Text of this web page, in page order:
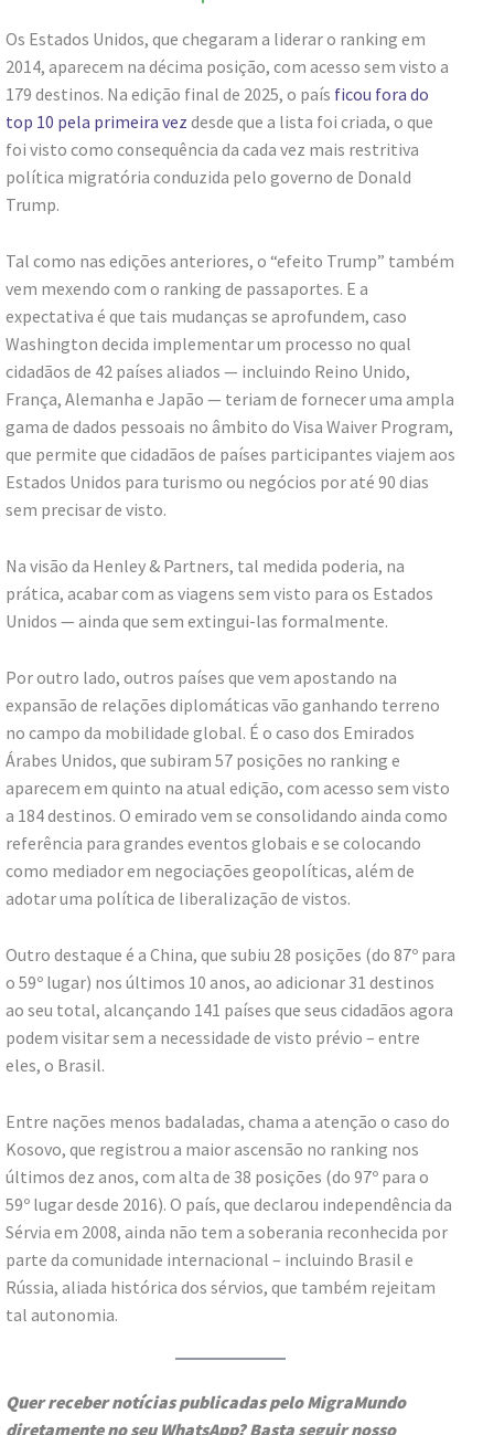
Os Estados Unidos, que chegaram a liderar o ranking em
2014, aparecem na décima posição, com acesso sem visto a
179 destinos. Na edição final de 2025, o país ficou fora do
top 10 pela primeira vez desde que a lista foi criada, o que
foi visto como consequência da cada vez mais restritiva
política migratória conduzida pelo governo de Donald
Trump.
Tal como nas edições anteriores, o “efeito Trump” também
vem mexendo com o ranking de passaportes. E a
expectativa é que tais mudanças se aprofundem, caso
Washington decida implementar um processo no qual
cidadãos de 42 países aliados — incluindo Reino Unido,
França, Alemanha e Japão — teriam de fornecer uma ampla
gama de dados pessoais no âmbito do Visa Waiver Program,
que permite que cidadãos de países participantes viajem aos
Estados Unidos para turismo ou negócios por até 90 dias
sem precisar de visto.
Na visão da Henley & Partners, tal medida poderia, na
prática, acabar com as viagens sem visto para os Estados
Unidos — ainda que sem extingui-las formalmente.
Por outro lado, outros países que vem apostando na
expansão de relações diplomáticas vão ganhando terreno
no campo da mobilidade global. É o caso dos Emirados
Árabes Unidos, que subiram 57 posições no ranking e
aparecem em quinto na atual edição, com acesso sem visto
a 184 destinos. O emirado vem se consolidando ainda como
referência para grandes eventos globais e se colocando
como mediador em negociações geopolíticas, além de
adotar uma política de liberalização de vistos.
Outro destaque é a China, que subiu 28 posições (do 87º para
o 59º lugar) nos últimos 10 anos, ao adicionar 31 destinos
ao seu total, alcançando 141 países que seus cidadãos agora
podem visitar sem a necessidade de visto prévio – entre
eles, o Brasil.
Entre nações menos badaladas, chama a atenção o caso do
Kosovo, que registrou a maior ascensão no ranking nos
últimos dez anos, com alta de 38 posições (do 97º para o
59º lugar desde 2016). O país, que declarou independência da
Sérvia em 2008, ainda não tem a soberania reconhecida por
parte da comunidade internacional – incluindo Brasil e
Rússia, aliada histórica dos sérvios, que também rejeitam
tal autonomia.
Quer receber notícias publicadas pelo MigraMundo
diretamente no seu WhatsApp? Basta seguir nosso